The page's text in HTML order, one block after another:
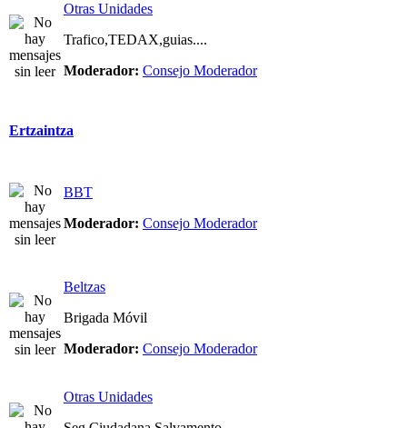
Otras Unidades
Trafico,TEDAX,guias....
Moderador: Consejo Moderador
Ertzaintza
BBT
Moderador: Consejo Moderador
Beltzas
Brigada Móvil
Moderador: Consejo Moderador
Otras Unidades